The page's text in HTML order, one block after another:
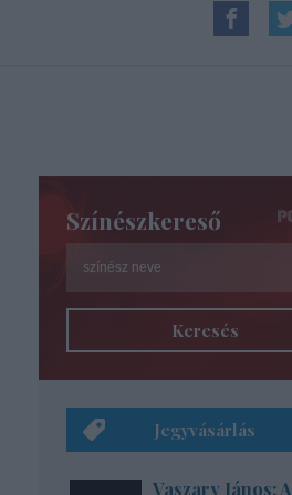
Színészkereső
Keresés
Jegyvásárlás
Vaszary János: A